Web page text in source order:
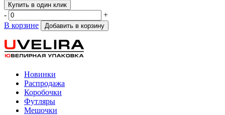
Купить в один клик
-
+
В корзине
Добавить в корзину
Новинки
Распродажа
Коробочки
Футляры
Мешочки